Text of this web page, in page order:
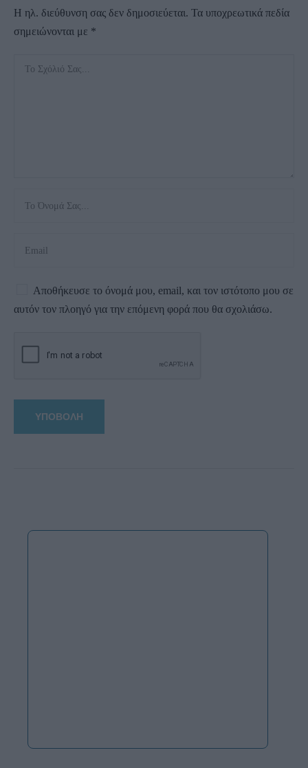
Η ηλ. διεύθυνση σας δεν δημοσιεύεται. Τα υποχρεωτικά πεδία
σημειώνονται με *
Αποθήκευσε το όνομά μου, email, και τον ιστότοπο μου σε
αυτόν τον πλοηγό για την επόμενη φορά που θα σχολιάσω.